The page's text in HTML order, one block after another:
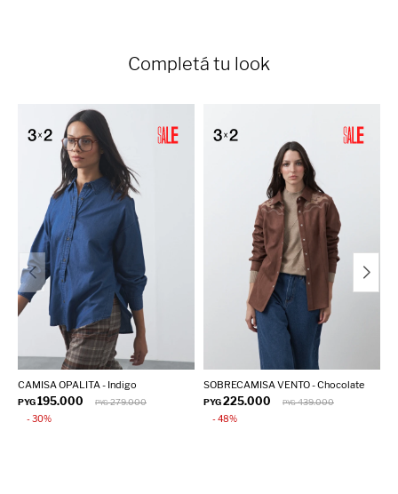
Completá tu look
CAMISA OPALITA - Indigo
PYG195.000 PYG 279.000
30
SOBRECAMISA VENTO - Chocolate
PYG225.000 PYG 439.000
48